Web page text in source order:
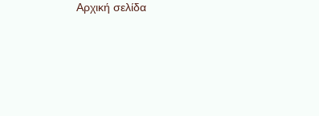
Αρχική σελίδα